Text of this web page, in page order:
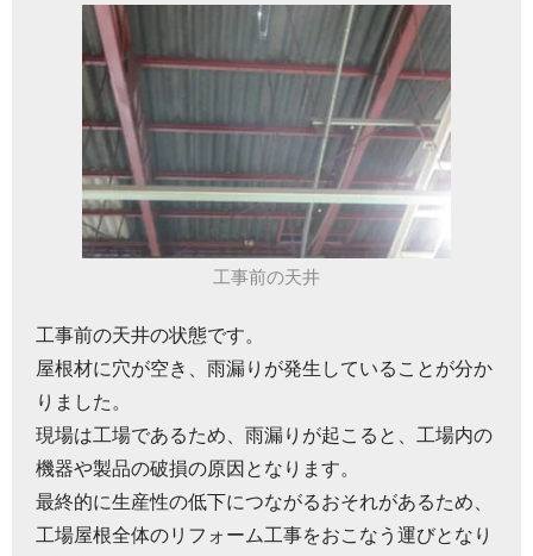
工事前の天井
工事前の天井の状態です。
屋根材に穴が空き、雨漏りが発生していることが分か
りました。
現場は工場であるため、雨漏りが起こると、工場内の
機器や製品の破損の原因となります。
最終的に生産性の低下につながるおそれがあるため、
工場屋根全体のリフォーム工事をおこなう運びとなり